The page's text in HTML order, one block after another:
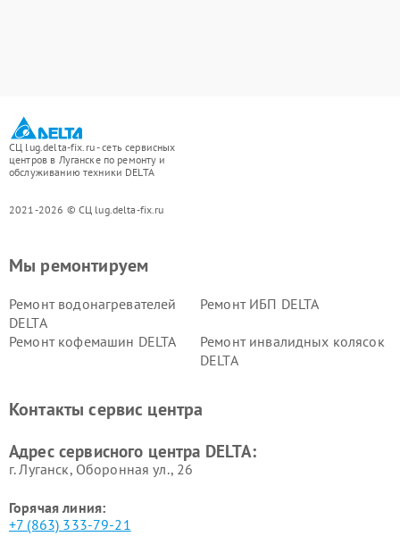
СЦ lug.delta-fix.ru - сеть сервисных
центров в Луганске по ремонту и
обслуживанию техники DELTA
2021-2026 © СЦ lug.delta-fix.ru
Мы ремонтируем
Ремонт водонагревателей
DELTA
Ремонт ИБП DELTA
Ремонт кофемашин DELTA
Ремонт инвалидных колясок
DELTA
Контакты сервис центра
Адрес сервисного центра DELTA:
г. Луганск, Оборонная ул., 26
Горячая линия:
+7 (863) 333-79-21